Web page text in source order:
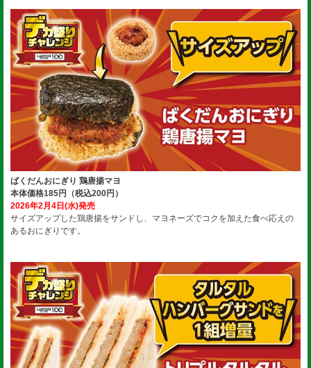
ばくだんおにぎり 鶏唐揚マヨ
本体価格185円（税込200円）
2026年2月4日(水)発売
サイズアップした鶏唐揚をサンドし、マヨネーズでコクを加えた食べ応えの
あるおにぎりです。